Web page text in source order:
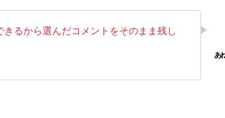
るから選んだコメントをそのまま残し